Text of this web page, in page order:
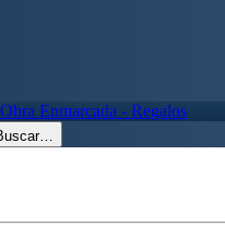
Obra Enmarcada - Regalos
…